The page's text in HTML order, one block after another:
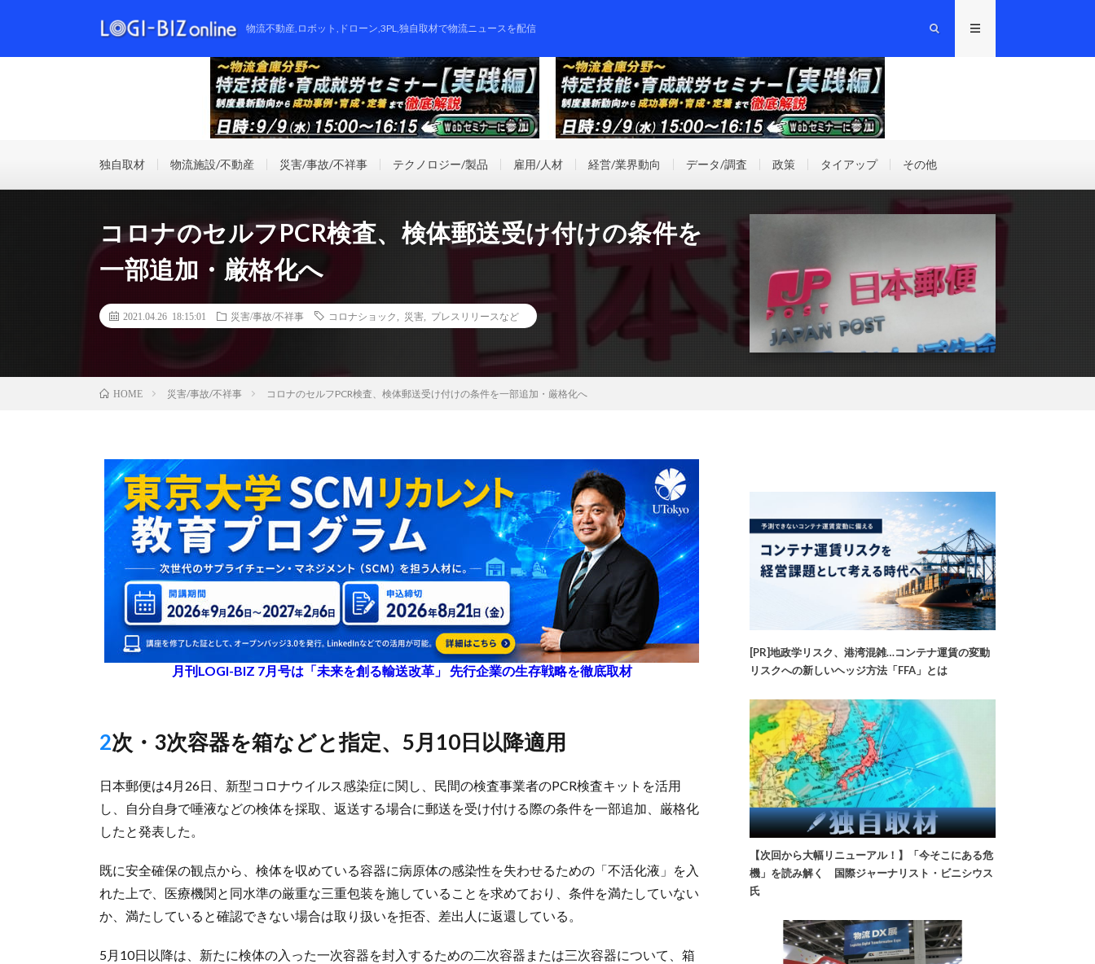
物流不動産,ロボット,ドローン,3PL,独自取材で物流ニュースを配信
独自取材 物流施設/不動産 災害/事故/不祥事 テクノロジー/製品 雇用/人材 経営/業界動向 データ/調査 政策 タイアップ その他
コロナのセルフPCR検査、検体郵送受け付けの条件を
一部追加・厳格化へ
2021.04.26 18:15:01 災害/事故/不祥事 コロナショック 災害 プレスリリースなど
HOME 災害/事故/不祥事 コロナのセルフPCR検査、検体郵送受け付けの条件を一部追加・厳格化へ
月刊LOGI-BIZ 7月号は「未来を創る輸送改革」 先行企業の生存戦略を徹底取材
2次・3次容器を箱などと指定、5月10日以降適用
日本郵便は4月26日、新型コロナウイルス感染症に関し、民間の検査事業者のPCR検査キットを活用
し、自分自身で唾液などの検体を採取、返送する場合に郵送を受け付ける際の条件を一部追加、厳格化
したと発表した。
既に安全確保の観点から、検体を収めている容器に病原体の感染性を失わせるための「不活化液」を入
れた上で、医療機関と同水準の厳重な三重包装を施していることを求めており、条件を満たしていない
か、満たしていると確認できない場合は取り扱いを拒否、差出人に返還している。
5月10日以降は、新たに検体の入った一次容器を封入するための二次容器または三次容器について、箱
[PR]地政学リスク、港湾混雑…コンテナ運賃の変動
リスクへの新しいヘッジ方法「FFA」とは
【次回から大幅リニューアル！】「今そこにある危
機」を読み解く 国際ジャーナリスト・ビニシウス
氏